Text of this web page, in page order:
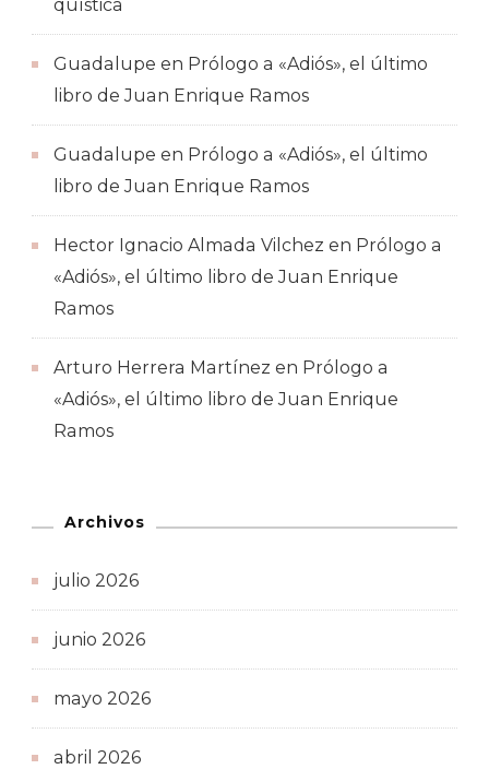
quística
Guadalupe en Prólogo a «Adiós», el último
libro de Juan Enrique Ramos
Guadalupe en Prólogo a «Adiós», el último
libro de Juan Enrique Ramos
Hector Ignacio Almada Vilchez en Prólogo a
«Adiós», el último libro de Juan Enrique
Ramos
Arturo Herrera Martínez en Prólogo a
«Adiós», el último libro de Juan Enrique
Ramos
Archivos
julio 2026
junio 2026
mayo 2026
abril 2026